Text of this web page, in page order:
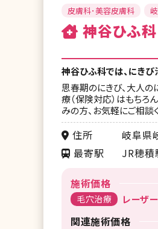
皮膚科･美容皮膚科
神谷ひふ科
神谷ひふ科では、にき
思春期のにきび、大人の
療（保険対応）はもちろ
みの方、お気軽にご相談
住所
岐阜県
最寄駅
JR穂積
施術価格
毛穴治療 レーザ
関連施術価格